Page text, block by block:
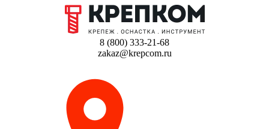
8 (800) 333-21-68
zakaz@krepcom.ru